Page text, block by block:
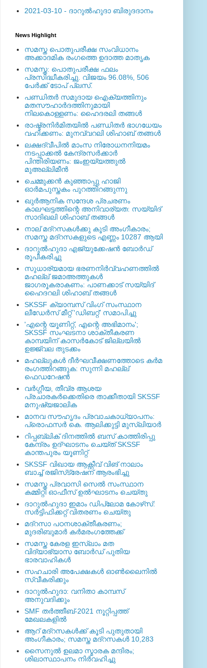
2021-03-10 - ദാറുല്‍ഹുദാ ബിരുദദാനം
News Highlight
സമസ്ത പൊതുപരീക്ഷ സംവിധാനം
അക്കാദമിക രംഗത്തെ ഉദാത്ത മാതൃക
സമസ്ത: പൊതുപരീക്ഷ ഫലം
പ്രസിദ്ധീകരിച്ചു. വിജയം 96.08%, 506
പേര്‍ക്ക് ടോപ് പ്ലസ്.
പണ്ഡിതര്‍ സമുദായ ഐക്യത്തിനും
മതസൗഹാര്‍ദത്തിനുമായി
നിലകൊള്ളണം: ഹൈദരലി തങ്ങള്‍
രാഷ്ട്രനിര്‍മിതയില്‍ പണ്ഡിതര്‍ ഭാഗധേയം
വഹിക്കണം: മുനവ്വറലി ശിഹാബ് തങ്ങള്‍
ലക്ഷദ്വീപില്‍ മാംസ നിരോധനനിയമം
നടപ്പാക്കല്‍ കേന്ദ്രസര്‍ക്കാര്‍
പിന്തിരിയണം: ജംഇയ്യത്തുല്‍
മുഅല്ലിമീന്‍
ചെമ്മുക്കന്‍ കുഞ്ഞാപ്പു ഹാജി
ഓര്‍മപുസ്തകം പുറത്തിറങ്ങുന്നു
ഖുര്‍ആനിക സന്ദേശ പ്രചരണം
കാലഘട്ടത്തിന്റെ അനിവാര്യത: സയ്യിദ്
സാദിഖലി ശിഹാബ് തങ്ങള്‍
നാല് മദ്‌റസകള്‍ക്കു കൂടി അംഗീകാരം;
സമസ്ത മദ്‌റസകളുടെ എണ്ണം 10287 ആയി
ദാറുല്‍ഹുദാ എജ്യുക്കേഷന്‍ ബോര്‍ഡ്
രൂപീകരിച്ചു
സുധാര്യമായ ഭരണനിര്‍വ്വഹണത്തില്‍
മഹല്ല് ജമാഅത്തുകള്‍
ജാഗരൂകരാകണം: പാണക്കാട് സയ്യിദ്
ഹൈദറലി ശിഹാബ് തങ്ങള്‍
SKSSF ക്യാമ്പസ് വിംഗ് സംസ്ഥാന
ലീഡേർസ് മീറ്റ് 'ഡിബറ്റ്' സമാപിച്ചു
'എന്റെ യൂണിറ്റ്, എന്റെ അഭിമാനം';
SKSSF സംഘടനാ ശാക്തീകരണ
കാമ്പയിന് കാസര്‍കോട് ജില്ലയില്‍
ഉജ്ജ്വല തുടക്കം
മഹല്ലുകള്‍ ദീര്‍ഘവീക്ഷണത്തോടെ കര്‍മ
രംഗത്തിറങ്ങുക: സുന്നി മഹല്ല്
ഫെഡറേഷന്‍
വര്‍ഗ്ഗീയ, തീവ്ര ആശയ
പ്രചാരകര്‍ക്കെതിരെ താക്കീതായി SKSSF
മനുഷ്യജാലിക
മാനവ സൗഹൃദം പ്രവാചകാധ്യാപനം:
പ്രൊഫസർ കെ. ആലിക്കുട്ടി മുസ്ലിയാർ
റിപ്പബ്ലിക് ദിനത്തില്‍ ബസ് കാത്തിരിപ്പു
കേന്ദ്രം ഉദ്ഘാടനം ചെയ്ത്‌ SKSSF
കാന്തപുരം യൂണിറ്റ്
SKSSF വിഖായ ആക്റ്റീവ് വിങ് നാലാം
ബാച്ച് രജിസ്‌ട്രേഷന് ആരംഭിച്ചു
സമസ്ത പ്രവാസി സെല്‍ സംസ്ഥാന
കമ്മിറ്റി ഓഫീസ് ഉല്‍ഘാടനം ചെയ്തു
ദാറുല്‍ഹുദാ ഇമാം ഡിപ്ലോമ കോഴ്‌സ്:
സര്‍ട്ടിഫിക്കറ്റ് വിതരണം ചെയ്തു
മദ്‌റസാ പഠനശാക്തീകരണം;
മുദരിബുമാര്‍ കര്‍മരംഗത്തേക്ക്
സമസ്ത കേരള ഇസ്ലാം മത
വിദ്യാഭ്യാസ ബോര്‍ഡ് പുതിയ
ഭാരവാഹികള്‍
സഹചാരി അപേക്ഷകൾ ഓൺലൈനിൽ
സ്വീകരിക്കും
ദാറുല്‍ഹുദാ: വനിതാ കാമ്പസ്
അനുവദിക്കും
SMF തര്‍ത്തീബ്-2021 നൂറ്റിപ്പത്ത്
മേഖലകളില്‍
ആറ് മദ്റസകള്‍ക്ക് കൂടി പുതുതായി
അംഗീകാരം; സമസ്ത മദ്റസകള്‍ 10,283
സൈനുല്‍ ഉലമാ സ്മാരക മന്ദിരം;
ശിലാസ്ഥാപനം നിര്‍വഹിച്ചു